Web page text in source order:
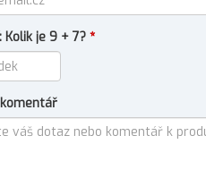
Kolik je 9 + 7? *